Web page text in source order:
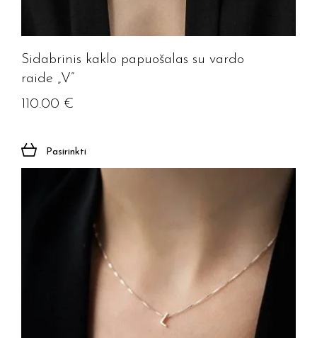
Sidabrinis kaklo papuošalas su vardo
raide „V”
110.00 €
Pasirinkti